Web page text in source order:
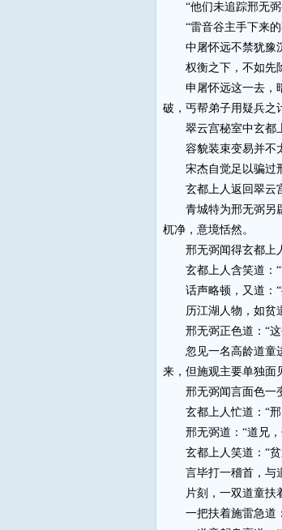
“他们未追踪邢无弼
“雷音谷主手下来的
中屠怀远不禁犹豫沉
权衡之下，不如先除
申屠怀远这一去，暗
破，丐帮弟子用疑兵之
翠云宫秘室中玄都上
容貌装束变易并不太
宋杰自觉足以骗过邢
玄都上人返回翠云宫
青城特为邢无弼另辟
杌净，意境恬然。
邢无弼闻得玄都上人
玄都上人含笑道：“
话声略顿，又道：“
历江湖人物，如贫道
邢无弼正色道：“这
忽见一名高龄道童进
来，但施观主要单独面
邢无弼闻言面色一变
玄都上人忙道：“邢
邢无弼道：“道兄，
玄都上人笑道：“贫
言毕打一稽首，与道
片刻，一双道童扶着
一把扶着施雷急道